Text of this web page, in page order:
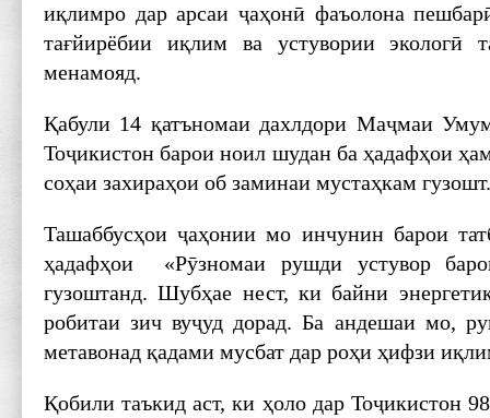
иқлимро дар арсаи ҷаҳонӣ фаъолона
тағйирёбии иқлим ва устувории экологӣ
менамояд.
Қабули 14 қатъномаи дахлдори Маҷмаи
Тоҷикистон барои ноил шудан ба ҳадафҳои
соҳаи захираҳои об заминаи мустаҳкам гузошт.
Ташаббусҳои ҷаҳонии мо инчунин барои
ҳадафҳои «Рӯзномаи рушди устувор
гузоштанд. Шубҳае нест, ки байни
робитаи зич вуҷуд дорад. Ба андешаи мо,
метавонад қадами мусбат дар роҳи ҳифзи
Қобили таъкид аст, ки ҳоло дар Тоҷикистон